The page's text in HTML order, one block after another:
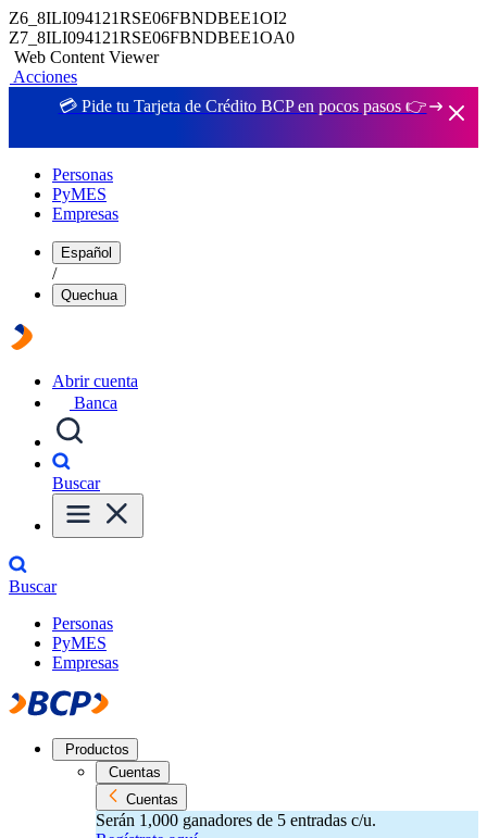
Z6_8ILI094121RSE06FBNDBEE1OI2
Z7_8ILI094121RSE06FBNDBEE1OA0
Web Content Viewer
Acciones
💳 Pide tu Tarjeta de Crédito BCP en pocos pasos 👉
Personas
PyMES
Empresas
Español
/
Quechua
Abrir cuenta
Banca
Buscar
Buscar
Personas
PyMES
Empresas
Productos
Cuentas
Cuentas
Serán 1,000 ganadores de 5 entradas c/u.